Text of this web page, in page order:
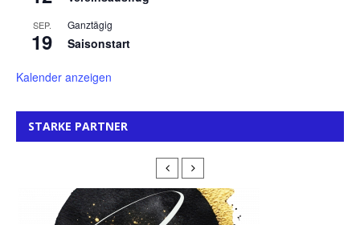
SEP.
19
Ganztägig
Saisonstart
Kalender anzeigen
STARKE PARTNER